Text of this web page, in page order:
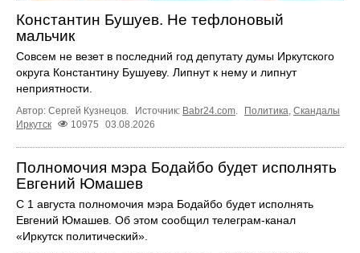
Константин Бушуев. Не тефлоновый
мальчик
Совсем не везет в последний год депутату думы Иркутского
округа Константину Бушуеву. Липнут к нему и липнут
неприятности.
Автор: Сергей Кузнецов. Источник: Babr24.com. Политика, Скандалы
Иркутск
10975 03.08.2026
Полномочия мэра Бодайбо будет исполнять
Евгений Юмашев
С 1 августа полномочия мэра Бодайбо будет исполнять
Евгений Юмашев. Об этом сообщил телеграм-канал
«Иркутск политический».